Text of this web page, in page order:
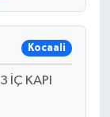
Kocaali
İÇ KAPI